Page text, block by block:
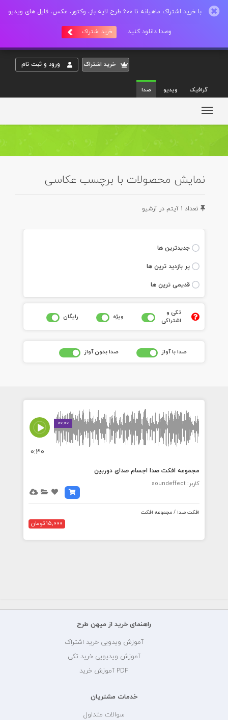
با خرید اشتراک ماهیانه تا 600 طرح لایه باز، وکتور، عکس، فایل های ویدیو
وصدا دانلود کنید. خرید اشتراک
خريد اشتراک ورود و ثبت نام
گرافیک ویدیو صدا
نمایش محصولات با برچسب عکاسی
تعداد 1 آيتم در آرشيو
جديدترين ها
پر بازديد ترين ها
قديمی ترين ها
تکی و
اشتراکی
ويژه رايگان
صدا با آواز صدا بدون آواز
00:00
0:30
مجموعه افکت صدا اجسام صدای دوربین
کاربر: soundeffect
افکت صدا / مجموعه افکت
15,000 تومان
راهنمای خرید از میهن طرح
آموزش ویدویی خرید اشتراک
آموزش ویدیویی خرید تکی
PDF آموزش خرید
خدمات مشتریان
سوالات متداول